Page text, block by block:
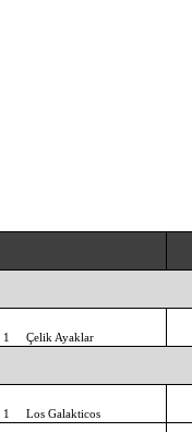
1 Çelik Ayaklar
1 Los Galakticos